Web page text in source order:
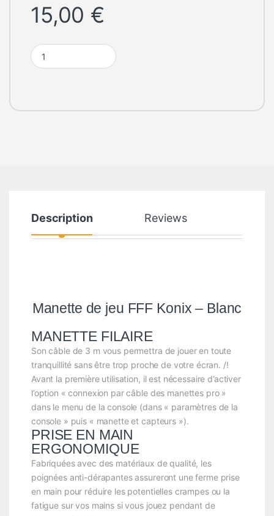
15,00 €
Manette de jeu FFF Konix - Blanc quantity
Description Reviews
Manette de jeu FFF Konix – Blanc
MANETTE FILAIRE
Son câble de 3 m vous permettra de jouer en toute
tranquillité sans être trop proche de votre écran. /!
Avant la première utilisation, il est nécessaire d’activer
l’option « connexion par câble des manettes pro »
dans le menu de la console (dans « paramètres de la
console » puis « manette et capteurs »).
PRISE EN MAIN
ERGONOMIQUE
Fabriquées avec des matériaux de qualité, les
poignées anti-dérapantes assureront une ferme prise
en main pour réduire les potentielles crampes ou la
fatigue sur vos mains si vous jouez pendant de